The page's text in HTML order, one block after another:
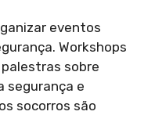
eventos
Workshops
sobre
segurança e
socorros são